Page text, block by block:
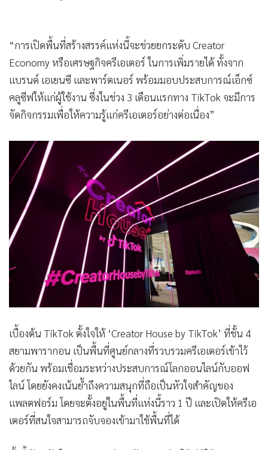
“การเปิดพื้นที่สร้างสรรค์แห่งนี้จะช่วยยกระดับ Creator
Economy หรือเศรษฐกิจครีเอเตอร์ ในการเพิ่มรายได้ ทั้งจาก
แบรนด์ เอเยนซี และพาร์ตเนอร์ พร้อมมอบประสบการณ์เอ็กซ์
คลูซีฟให้แก่ผู้ใช้งาน ซึ่งในช่วง 3 เดือนแรกทาง TikTok จะมีการ
จัดกิจกรรมเพื่อให้ความรู้แก่ครีเอเตอร์อย่างต่อเนื่อง”
เบื้องต้น TikTok ตั้งใจให้ ‘Creator House by TikTok’ ที่ชั้น 4
สยามพารากอน เป็นพื้นที่ศูนย์กลางที่รวบรวมครีเอเตอร์เข้าไว้
ด้วยกัน พร้อมเชื่อมระหว่างประสบการณ์โลกออนไลน์กับออฟ
ไลน์ โดยยังคงเน้นย้ำถึงความสนุกที่ถือเป็นหัวใจสำคัญของ
แพลตฟอร์ม โดยจะตั้งอยู่ในพื้นที่แห่งนี้ราว 1 ปี และเปิดให้ครีเอ
เตอร์ที่สนใจสามารถจับจองเข้ามาใช้พื้นที่ได้